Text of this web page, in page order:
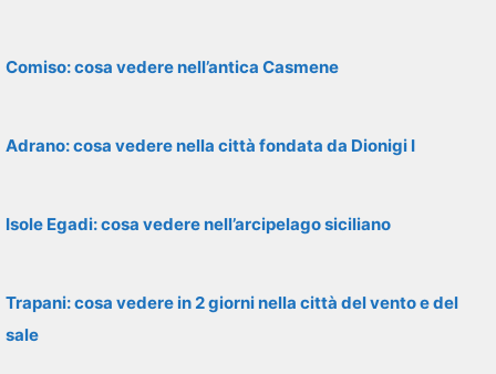
Comiso: cosa vedere nell’antica Casmene
Adrano: cosa vedere nella città fondata da Dionigi I
Isole Egadi: cosa vedere nell’arcipelago siciliano
Trapani: cosa vedere in 2 giorni nella città del vento e del
sale